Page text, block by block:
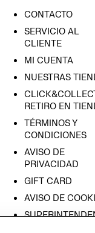
CONTACTO
SERVICIO AL
CLIENTE
MI CUENTA
NUESTRAS
RETIRO EN
TÉRMINOS Y
CONDICIONES
AVISO DE
PRIVACIDAD
GIFT CARD
AVISO DE